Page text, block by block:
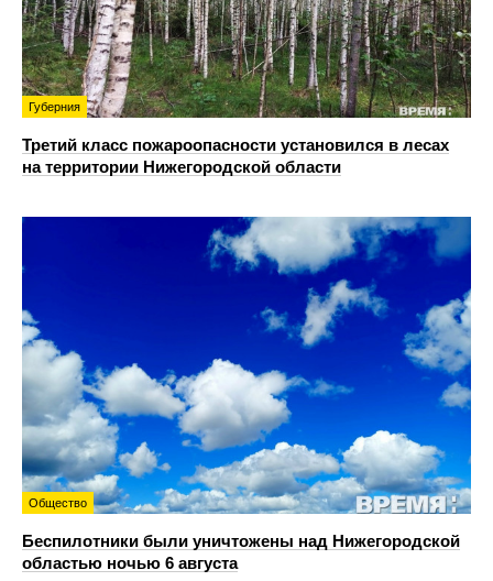
Губерния
Третий класс пожароопасности установился в лесах
на территории Нижегородской области
Общество
Беспилотники были уничтожены над Нижегородской
областью ночью 6 августа